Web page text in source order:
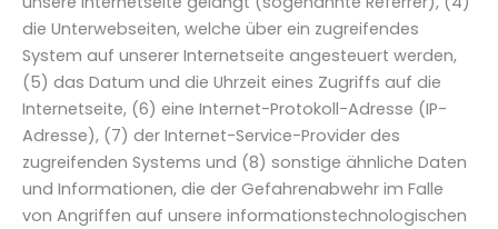
die Unterwebseiten, welche über ein zugreifendes
System auf unserer Internetseite angesteuert werden,
(5) das Datum und die Uhrzeit eines Zugriffs auf die
Internetseite, (6) eine Internet-Protokoll-Adresse (IP-
Adresse), (7) der Internet-Service-Provider des
zugreifenden Systems und (8) sonstige ähnliche Daten
und Informationen, die der Gefahrenabwehr im Falle
von Angriffen auf unsere informationstechnologischen